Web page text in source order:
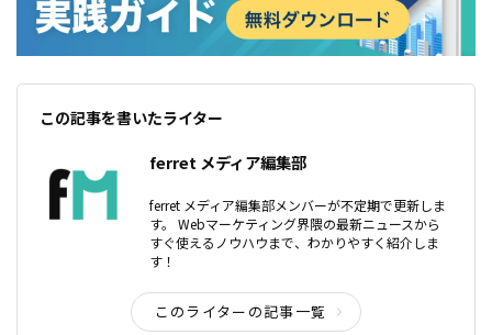
この記事を書いたライター
ferret メディア編集部
ferret メディア編集部メンバーが不定期で更新しま
す。 Webマーケティング界隈の最新ニュースから
すぐ使えるノウハウまで、わかりやすく紹介しま
す！
このライターの記事一覧